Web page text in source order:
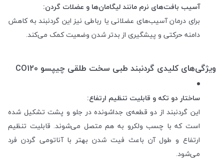
آسیب بافت‌های نرم مانند لیگامان‌ها و عضلات گردن:
برای درمان آسیب‌های عضلانی یا رباطی نیز این گردنبند به کاهش
دامنه حرکتی و پیشگیری از بدتر شدن وضعیت کمک می‌کند.
ویژگی‌های کلیدی گردنبند طبی سخت طلقی چیپسو CO120
ساختار دو تکه و قابلیت تنظیم ارتفاع:
این گردنبند از دو قطعه‌ی جداشونده در جلو و پشت تشکیل شده
است که با چسب ولکرو به هم متصل می‌شوند. قابلیت تنظیم
ارتفاع و طول آن باعث فیت شدن بهتر با آناتومی گردن فرد
می‌شود.